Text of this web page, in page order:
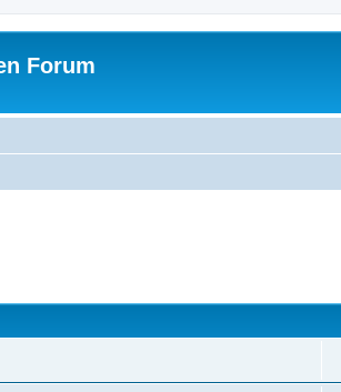
Forum